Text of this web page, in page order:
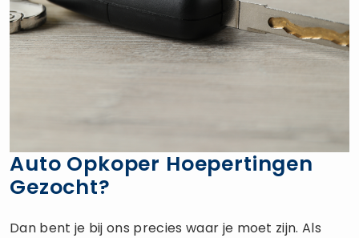
Auto Opkoper Hoepertingen
Gezocht?
Dan bent je bij ons precies waar je moet zijn. Als